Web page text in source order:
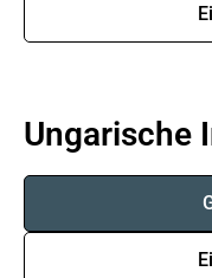
Ungarische